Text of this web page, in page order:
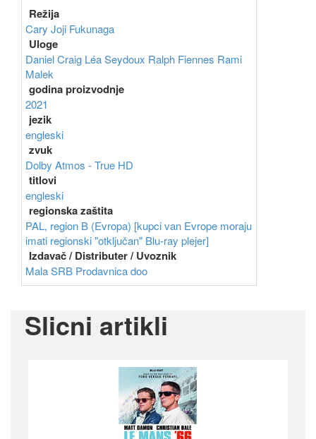
Režija
Cary Joji Fukunaga
Uloge
Daniel Craig Léa Seydoux Ralph Fiennes Rami
Malek
godina proizvodnje
2021
jezik
engleski
zvuk
Dolby Atmos - True HD
titlovi
engleski
regionska zaštita
PAL, region B (Evropa) [kupci van Evrope moraju
imati regionski "otključan" Blu-ray plejer]
Izdavač / Distributer / Uvoznik
Mala SRB Prodavnica doo
Slicni artikli